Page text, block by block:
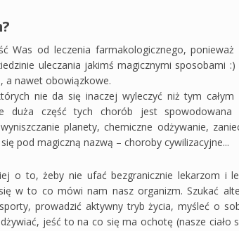
Was od leczenia farmakologicznego,
uleczania jakimś magicznymi sposobami :)
a nawet obowiązkowe.
nie da się inaczej wyleczyć niż tym całym
duża część tych chorób jest spowodowana
planety, chemiczne odżywanie,
pod magiczną nazwą – choroby cywilizacyjne...
o to, żeby nie ufać bezgranicznie lekarzom i
w to co mówi nam nasz organizm. Szukać
prowadzić aktywny tryb życia, myśleć o
jeść to na co się ma ochotę (nasze ciało